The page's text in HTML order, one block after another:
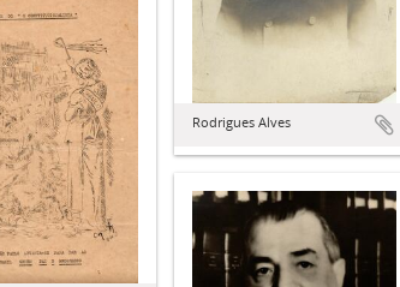
Rodrigues Alves